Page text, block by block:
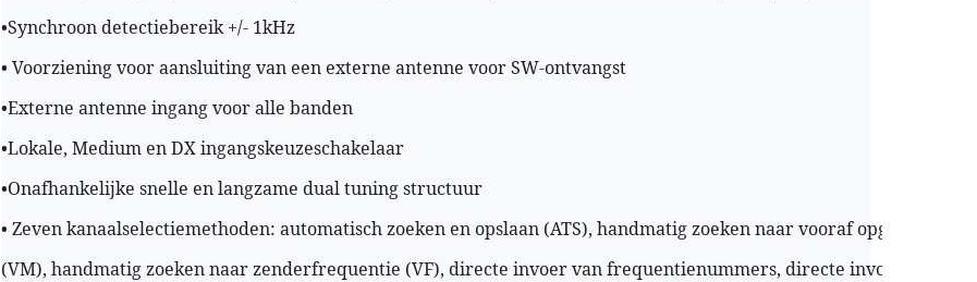
•Synchroon detectiebereik +/- 1kHz
• Voorziening voor aansluiting van een externe antenne voor SW-ontvangst
•Externe antenne ingang voor alle banden
•Lokale, Medium en DX ingangskeuzeschakelaar
•Onafhankelijke snelle en langzame dual tuning structuur
• Zeven kanaalselectiemethoden: automatisch zoeken en opslaan (ATS), handmatig zoeken naar vooraf opgeslagen
(VM), handmatig zoeken naar zenderfrequentie (VF), directe invoer van frequentienummers, directe invoer van